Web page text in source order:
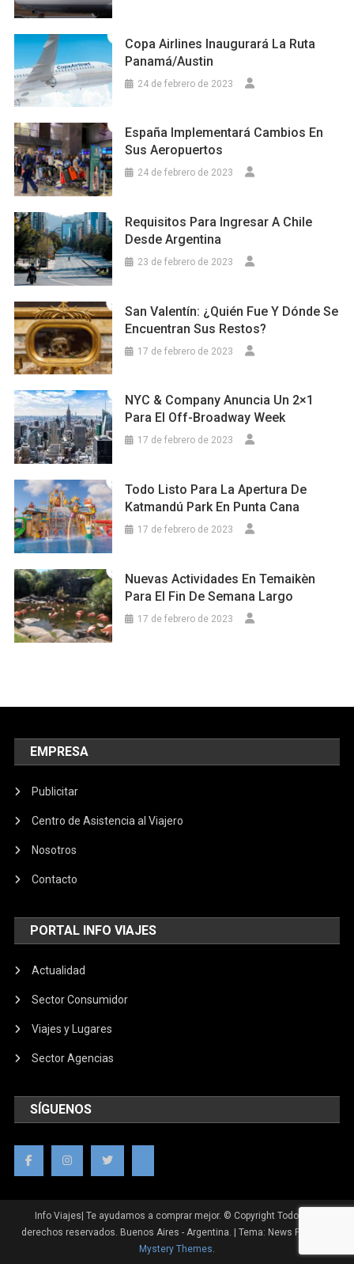
Copa Airlines Inaugurará La Ruta
Panamá/Austin
24 de febrero de 2023
España Implementará Cambios En
Sus Aeropuertos
24 de febrero de 2023
Requisitos Para Ingresar A Chile
Desde Argentina
23 de febrero de 2023
San Valentín: ¿Quién Fue Y Dónde Se
Encuentran Sus Restos?
17 de febrero de 2023
NYC & Company Anuncia Un 2×1
Para El Off-Broadway Week
17 de febrero de 2023
Todo Listo Para La Apertura De
Katmandú Park En Punta Cana
17 de febrero de 2023
Nuevas Actividades En Temaikèn
Para El Fin De Semana Largo
17 de febrero de 2023
EMPRESA
Publicitar
Centro de Asistencia al Viajero
Nosotros
Contacto
PORTAL INFO VIAJES
Actualidad
Sector Consumidor
Viajes y Lugares
Sector Agencias
SÍGUENOS
Info Viajes| Te ayudamos a comprar mejor. © Copyright Todos los
derechos reservados. Buenos Aires - Argentina. | Tema: News Portal de
Mystery Themes